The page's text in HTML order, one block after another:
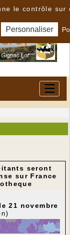
seront
sur France
21 novembre
le contrôle sur
Personnaliser